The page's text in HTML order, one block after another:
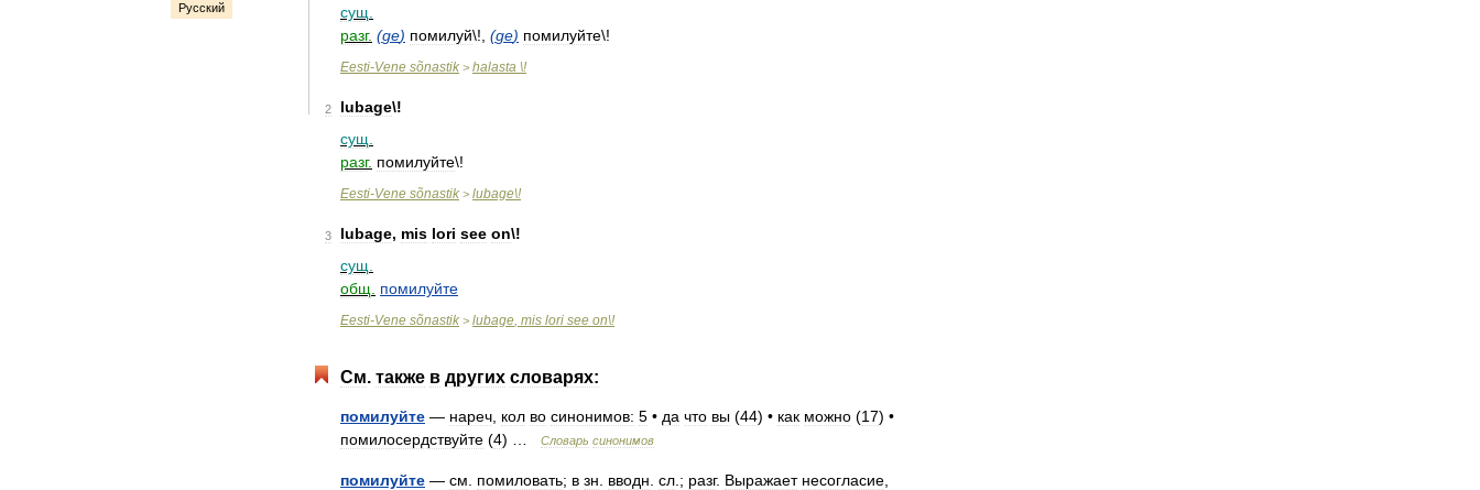
Русский
сущ
разг. (ge) помилуй\!, (ge) помилуйте\!
Eesti-Vene sõnastik > halasta \!
2 lubage\!
сущ
разг. помилуйте\!
Eesti-Vene sõnastik > lubage\!
3 lubage, mis lori see on\!
сущ
общ
помилуйте
Eesti-Vene sõnastik > lubage, mis lori see on\!
См. также в других словарях:
помилуйте — нареч кол во синонимов: 5 • да что вы (44) • как можно (17) •
помилосердствуйте (4) … Словарь синонимов
помилуйте — см помиловать; в зн вводн сл .; разг. Выражает несогласие